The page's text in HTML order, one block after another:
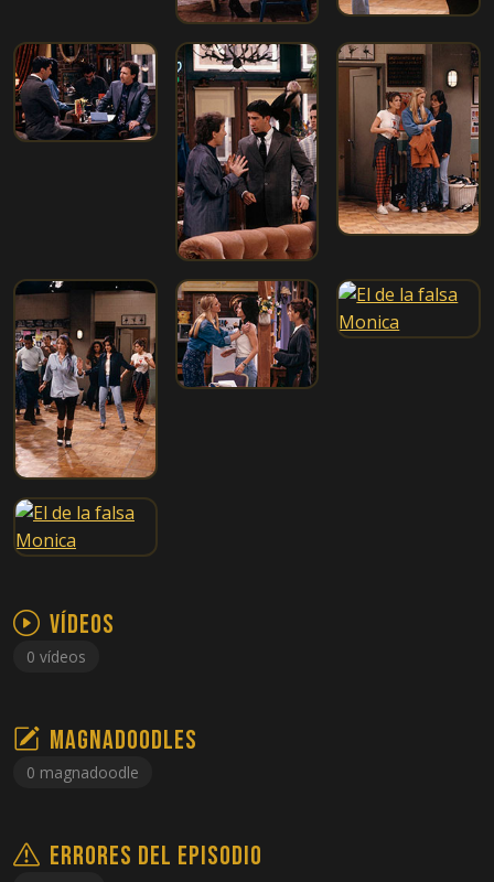
Vídeos
0 vídeos
Magnadoodles
0 magnadoodle
Errores del episodio